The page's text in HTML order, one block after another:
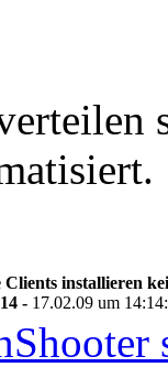
Clients installieren
- 17.02.09 um